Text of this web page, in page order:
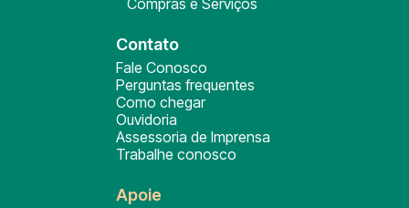
Compras e Serviços
Contato
Fale Conosco
Perguntas frequentes
Como chegar
Ouvidoria
Assessoria de Imprensa
Trabalhe conosco
Apoie